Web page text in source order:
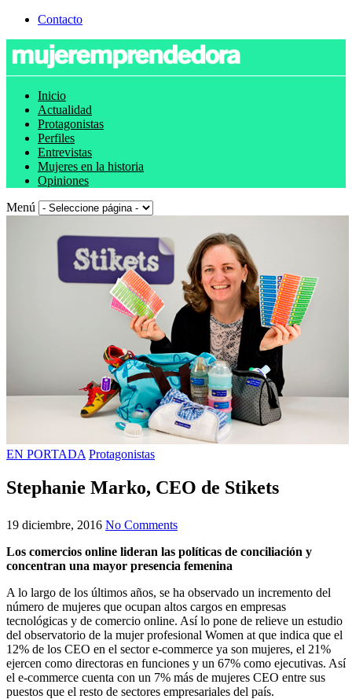
Contacto
Inicio
Actualidad
Protagonistas
Perfiles
Entrevistas
Mujeres en la historia
Opiniones
Menú
EN PORTADA Protagonistas
Stephanie Marko, CEO de Stikets
19 diciembre, 2016 No Comments
Los comercios online lideran las políticas de conciliación y
concentran una mayor presencia femenina
A lo largo de los últimos años, se ha observado un incremento del
número de mujeres que ocupan altos cargos en empresas
tecnológicas y de comercio online. Así lo pone de relieve un estudio
del observatorio de la mujer profesional Women at que indica que el
12% de los CEO en el sector e-commerce ya son mujeres, el 21%
ejercen como directoras en funciones y un 67% como ejecutivas. Así
el e-commerce cuenta con un 7% más de mujeres CEO entre sus
puestos que el resto de sectores empresariales del país.